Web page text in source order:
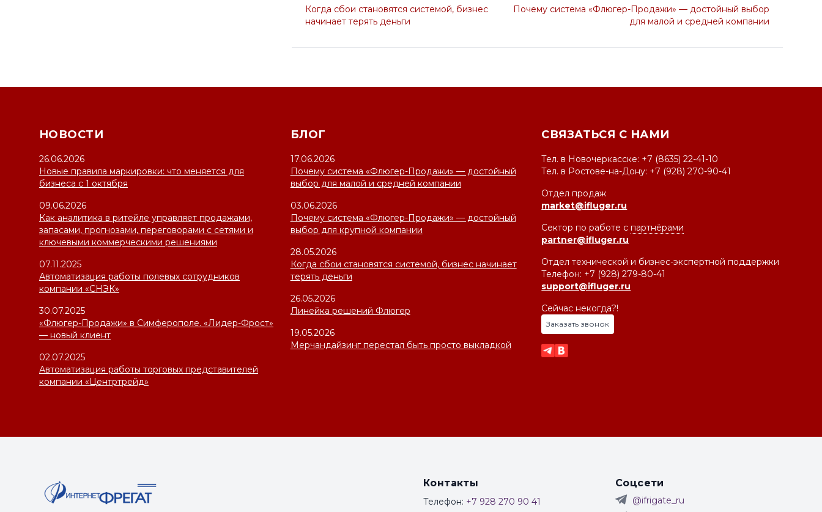
Когда сбои становятся системой, бизнес
начинает терять деньги
Почему система «Флюгер-Продажи» — достойный выбор
для малой и средней компании
НОВОСТИ
26.06.2026
Новые правила маркировки: что меняется для
бизнеса с 1 октября
09.06.2026
Как аналитика в ритейле управляет продажами,
запасами, прогнозами, переговорами с сетями и
ключевыми коммерческими решениями
07.11.2025
Автоматизация работы полевых сотрудников
компании «СНЭК»
30.07.2025
«Флюгер-Продажи» в Симферополе. «Лидер-Фрост»
— новый клиент
02.07.2025
Автоматизация работы торговых представителей
компании «Центртрейд»
БЛОГ
17.06.2026
Почему система «Флюгер-Продажи» — достойный
выбор для малой и средней компании
03.06.2026
Почему система «Флюгер-Продажи» — достойный
выбор для крупной компании
28.05.2026
Когда сбои становятся системой, бизнес начинает
терять деньги
26.05.2026
Линейка решений Флюгер
19.05.2026
Мерчандайзинг перестал быть просто выкладкой
СВЯЗАТЬСЯ С НАМИ
Тел. в Новочеркасске: +7 (8635) 22-41-10
Тел. в Ростове-на-Дону: +7 (928) 270-90-41
Отдел продаж
market@ifluger.ru
Сектор по работе спартнёрами
partner@ifluger.ru
Отдел технической и бизнес-экспертной поддержки
Телефон: +7 (928) 279-80-41
support@ifluger.ru
Сейчас некогда?!
Заказать звонок
Контакты
Телефон: +7 928 270 90 41
Соцсети
@ifrigate_ru